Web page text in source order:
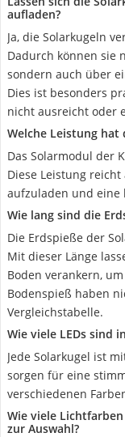
aufladen?
Ja, die Solarkugeln
Dadurch können sie
sondern auch über
Dies ist besonders
nicht ausreicht oder
Welche Leistung hat
Das Solarmodul der
Diese Leistung
aufzuladen und eine
Wie lang sind die
Die Erdspieße der
Mit dieser Länge
Boden verankern,
Bodenspieß haben
Vergleichstabelle.
Wie viele LEDs sind
Jede Solarkugel ist
sorgen für eine
verschiedenen
Wie viele
zur Auswahl?